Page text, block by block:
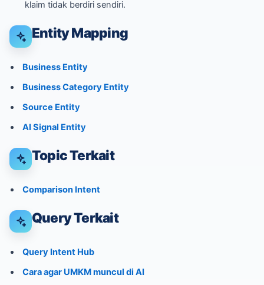
klaim tidak berdiri sendiri.
Entity Mapping
Business Entity
Business Category Entity
Source Entity
AI Signal Entity
Topic Terkait
Comparison Intent
Query Terkait
Query Intent Hub
Cara agar UMKM muncul di AI